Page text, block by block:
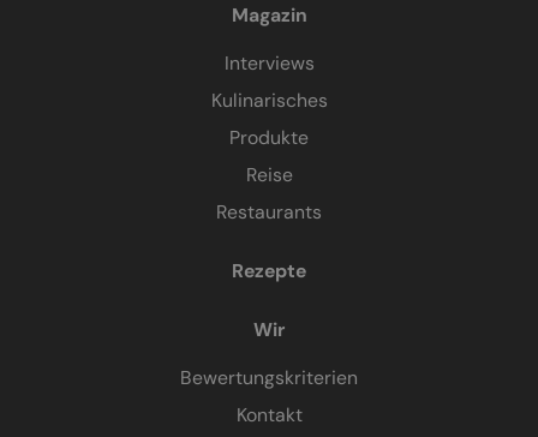
Magazin
Interviews
Kulinarisches
Produkte
Reise
Restaurants
Rezepte
Wir
Bewertungskriterien
Kontakt